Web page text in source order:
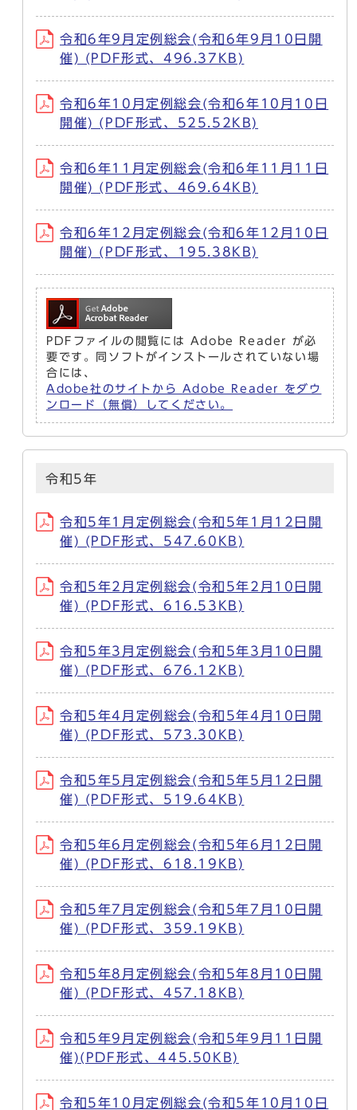
令和6年9月定例総会(令和6年9月10日開
催) (PDF形式、496.37KB)
令和6年10月定例総会(令和6年10月10日
開催) (PDF形式、525.52KB)
令和6年11月定例総会(令和6年11月11日
開催) (PDF形式、469.64KB)
令和6年12月定例総会(令和6年12月10日
開催) (PDF形式、195.38KB)
PDFファイルの閲覧には Adobe Reader が必
要です。同ソフトがインストールされていない場
合には、
Adobe社のサイトから Adobe Reader をダウ
ンロード（無償）してください。
令和5年
令和5年1月定例総会(令和5年1月12日開
催) (PDF形式、547.60KB)
令和5年2月定例総会(令和5年2月10日開
催) (PDF形式、616.53KB)
令和5年3月定例総会(令和5年3月10日開
催) (PDF形式、676.12KB)
令和5年4月定例総会(令和5年4月10日開
催) (PDF形式、573.30KB)
令和5年5月定例総会(令和5年5月12日開
催) (PDF形式、519.64KB)
令和5年6月定例総会(令和5年6月12日開
催) (PDF形式、618.19KB)
令和5年7月定例総会(令和5年7月10日開
催) (PDF形式、359.19KB)
令和5年8月定例総会(令和5年8月10日開
催) (PDF形式、457.18KB)
令和5年9月定例総会(令和5年9月11日開
催)(PDF形式、445.50KB)
令和5年10月定例総会(令和5年10月10日